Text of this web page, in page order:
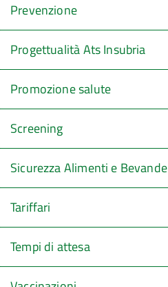
Prevenzione
Progettualità Ats Insubria
Promozione salute
Screening
Sicurezza Alimenti e Bevande
Tariffari
Tempi di attesa